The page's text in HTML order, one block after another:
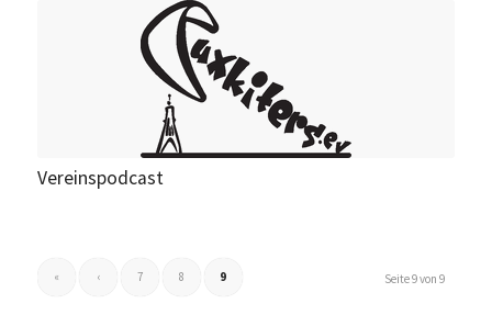
Vereinspodcast
Seite 9 von 9
« ‹ 7 8 9